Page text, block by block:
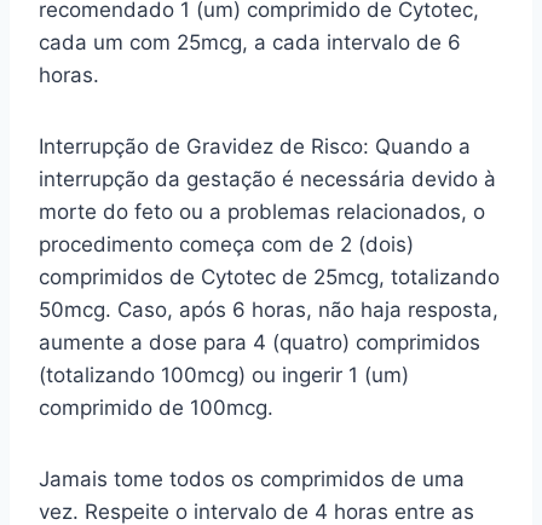
recomendado 1 (um) comprimido de Cytotec,
cada um com 25mcg, a cada intervalo de 6
horas.
Interrupção de Gravidez de Risco: Quando a
interrupção da gestação é necessária devido à
morte do feto ou a problemas relacionados, o
procedimento começa com de 2 (dois)
comprimidos de Cytotec de 25mcg, totalizando
50mcg. Caso, após 6 horas, não haja resposta,
aumente a dose para 4 (quatro) comprimidos
(totalizando 100mcg) ou ingerir 1 (um)
comprimido de 100mcg.
Jamais tome todos os comprimidos de uma
vez. Respeite o intervalo de 4 horas entre as